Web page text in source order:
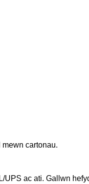
cartonau.
ac ati. Gallwn